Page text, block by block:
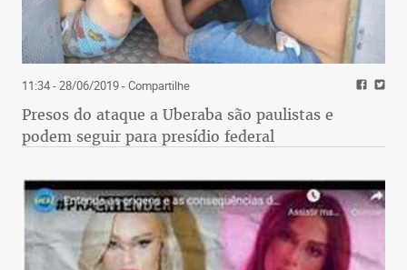
11:34 - 28/06/2019- Compartilhe
Presos do ataque a Uberaba são paulistas e
podem seguir para presídio federal